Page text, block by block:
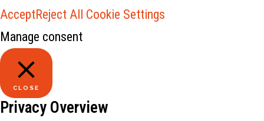
AcceptReject All Cookie Settings
Manage consent
CLOSE
Privacy Overview